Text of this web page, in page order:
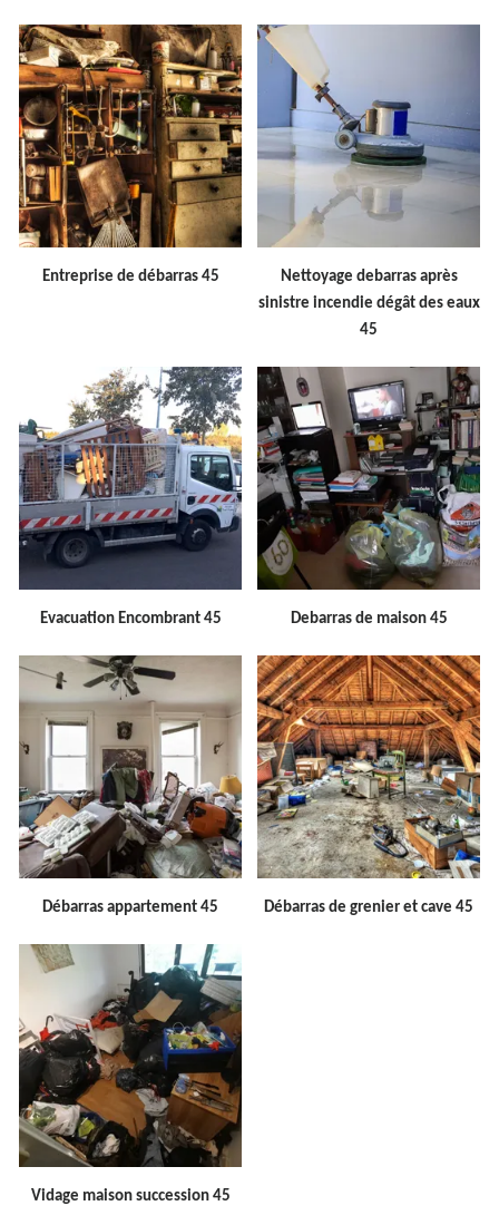
Entreprise de débarras 45
Nettoyage debarras après
sinistre incendie dégât des eaux
45
Evacuation Encombrant 45 Debarras de maison 45
Débarras appartement 45 Débarras de grenier et cave 45
Vidage maison succession 45